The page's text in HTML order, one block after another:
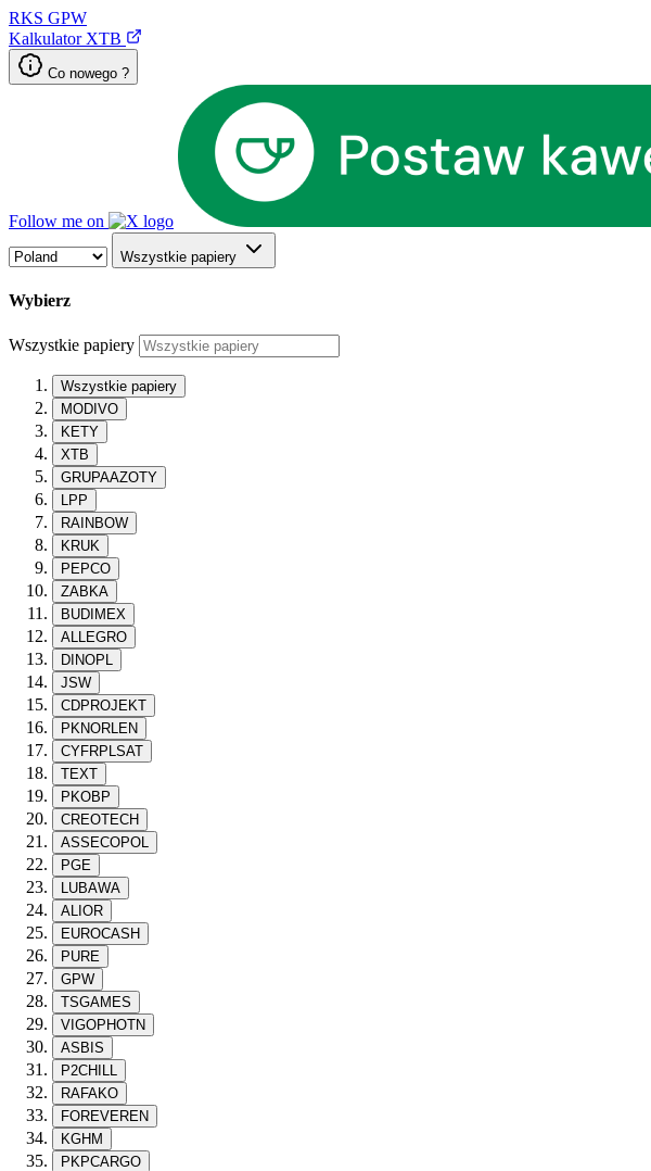
RKS GPW
Kalkulator XTB
Co nowego ?
Follow me on
Wszystkie papiery
Wybierz
Wszystkie papiery
Wszystkie papiery
MODIVO
KETY
XTB
GRUPAAZOTY
LPP
RAINBOW
KRUK
PEPCO
ZABKA
BUDIMEX
ALLEGRO
DINOPL
JSW
CDPROJEKT
PKNORLEN
CYFRPLSAT
TEXT
PKOBP
CREOTECH
ASSECOPOL
PGE
LUBAWA
ALIOR
EUROCASH
PURE
GPW
TSGAMES
VIGOPHOTN
ASBIS
P2CHILL
RAFAKO
FOREVEREN
KGHM
PKPCARGO